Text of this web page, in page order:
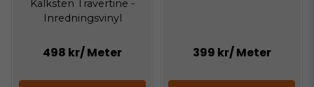
Kalksten Travertine -
Inredningsvinyl
498 kr/ Meter 399 kr/ Meter